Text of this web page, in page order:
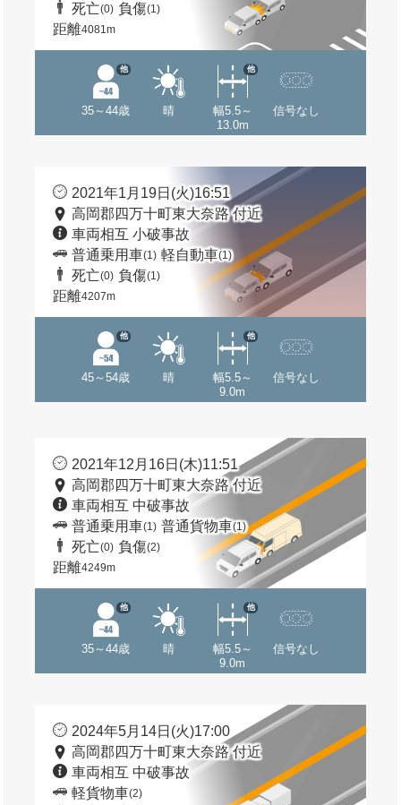
死亡(0) 負傷(1)
距離4081m
35～44歳
他
晴
幅5.5～
13.0m
他
信号なし
2021年1月19日(火)16:51
高岡郡四万十町東大奈路 付近
車両相互 小破事故
普通乗用車(1) 軽自動車(1)
死亡(0) 負傷(1)
距離4207m
45～54歳
他
晴
幅5.5～
9.0m
他
信号なし
2021年12月16日(木)11:51
高岡郡四万十町東大奈路 付近
車両相互 中破事故
普通乗用車(1) 普通貨物車(1)
死亡(0) 負傷(2)
距離4249m
35～44歳
他
晴
幅5.5～
9.0m
他
信号なし
2024年5月14日(火)17:00
高岡郡四万十町東大奈路 付近
車両相互 中破事故
軽貨物車(2)